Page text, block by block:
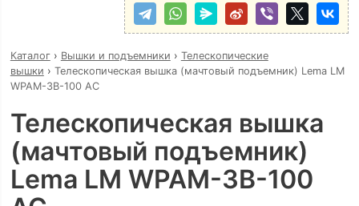
Каталог› Вышки и подъемники › Телескопические
вышки › Телескопическая вышка (мачтовый подъемник) Lema LM
WPAM-3B-100 AC
Телескопическая вышка
(мачтовый подъемник)
Lema LM WPAM-3B-100